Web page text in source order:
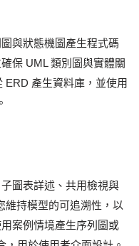
與狀態機圖產生程式碼
保 UML 類別圖與實體關
ERD 產生資料庫，並使用
圖表詳述、共用檢視與
維持模型的可追溯性，以
案例情境產生序列圖或